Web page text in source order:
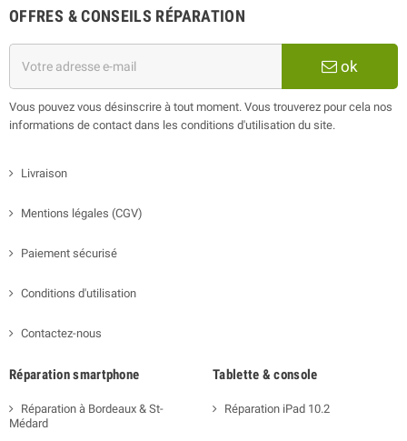
OFFRES & CONSEILS RÉPARATION
ok
Vous pouvez vous désinscrire à tout moment. Vous trouverez pour cela nos
informations de contact dans les conditions d'utilisation du site.
Livraison
Mentions légales (CGV)
Paiement sécurisé
Conditions d'utilisation
Contactez-nous
Réparation smartphone
Réparation à Bordeaux & St-
Médard
Tablette & console
Réparation iPad 10.2